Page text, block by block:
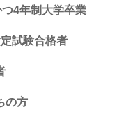
つ4年制大学卒業
試験合格者
の方